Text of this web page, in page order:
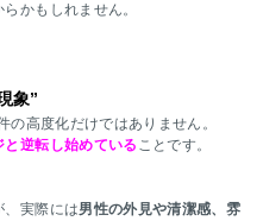
らかもしれません。
象”
高度化だけではありません。
逆転し始めている ことです。
、実際には男性の外見や清潔感、雰